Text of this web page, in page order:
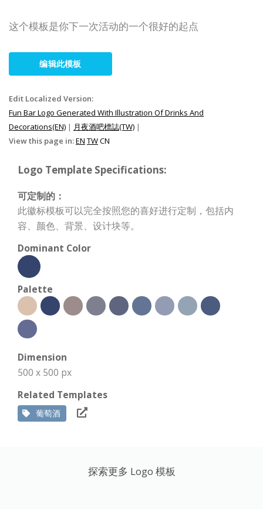
这个模板是你下一次活动的一个很好的起点
编辑此模板
Edit Localized Version:
Fun Bar Logo Generated With Illustration Of Drinks And
Decorations(EN) | 月夜酒吧標誌(TW) |
View this page in:EN TWCN
Logo Template Specifications:
可定制的：
此徽标模板可以完全按照您的喜好进行定制，包括内
容、颜色、背景、设计块等。
Dominant Color
Palette
Dimension
500 x 500 px
Related Templates
葡萄酒
探索更多 Logo 模板